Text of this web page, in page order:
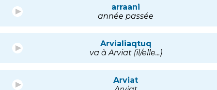
arraani
année passée
Arvialiaqtuq
va à Arviat (il/elle...)
Arviat